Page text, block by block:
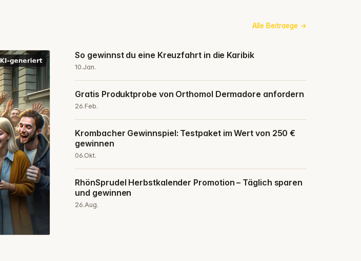
Alle Beitraege
So gewinnst du eine Kreuzfahrt in die Karibik
10.Jan.
Gratis Produktprobe von Orthomol Dermadore anfordern
26.Feb.
Krombacher Gewinnspiel: Testpaket im Wert von 250 €
gewinnen
06.Okt.
RhönSprudel Herbstkalender Promotion – Täglich sparen
und gewinnen
26.Aug.